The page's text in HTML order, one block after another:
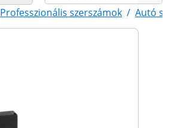
Professzionális szerszámok / Autó